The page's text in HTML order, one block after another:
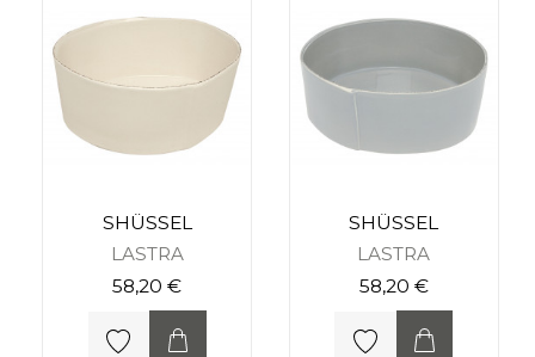
SHÜSSEL
LASTRA
58,20 €
SHÜSSEL
LASTRA
58,20 €